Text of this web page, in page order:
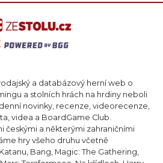
a databázový herní web o
a stolních hrách na hrdiny neboli
denní novinky, recenze, videorecenze,
videa a BoardGame Club.
českými a některými zahraničními
hry všeho druhu včetně
Bang, Magic: The Gathering,